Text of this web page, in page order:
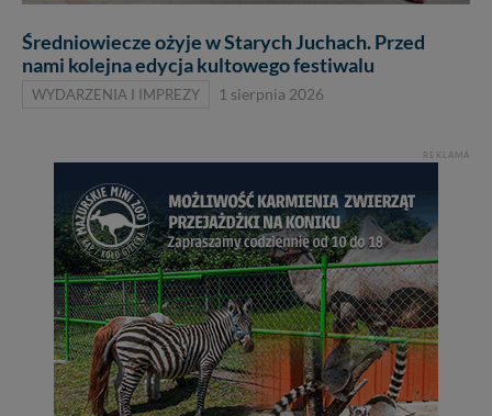
Średniowiecze ożyje w Starych Juchach. Przed
nami kolejna edycja kultowego festiwalu
WYDARZENIA I IMPREZY 1 sierpnia 2026
REKLAMA